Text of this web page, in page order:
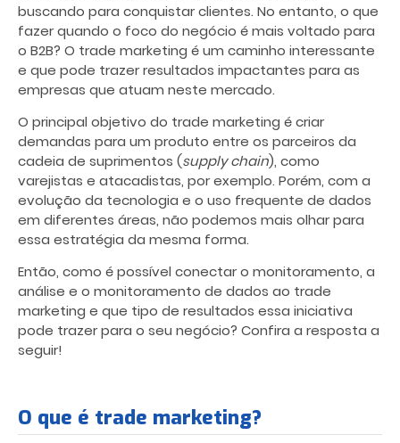
buscando para conquistar clientes. No entanto, o que
fazer quando o foco do negócio é mais voltado para
o B2B? O trade marketing é um caminho interessante
e que pode trazer resultados impactantes para as
empresas que atuam neste mercado.
O principal objetivo do trade marketing é criar
demandas para um produto entre os parceiros da
cadeia de suprimentos (supply chain), como
varejistas e atacadistas, por exemplo. Porém, com a
evolução da tecnologia e o uso frequente de dados
em diferentes áreas, não podemos mais olhar para
essa estratégia da mesma forma.
Então, como é possível conectar o monitoramento, a
análise e o monitoramento de dados ao trade
marketing e que tipo de resultados essa iniciativa
pode trazer para o seu negócio? Confira a resposta a
seguir!
O que é trade marketing?